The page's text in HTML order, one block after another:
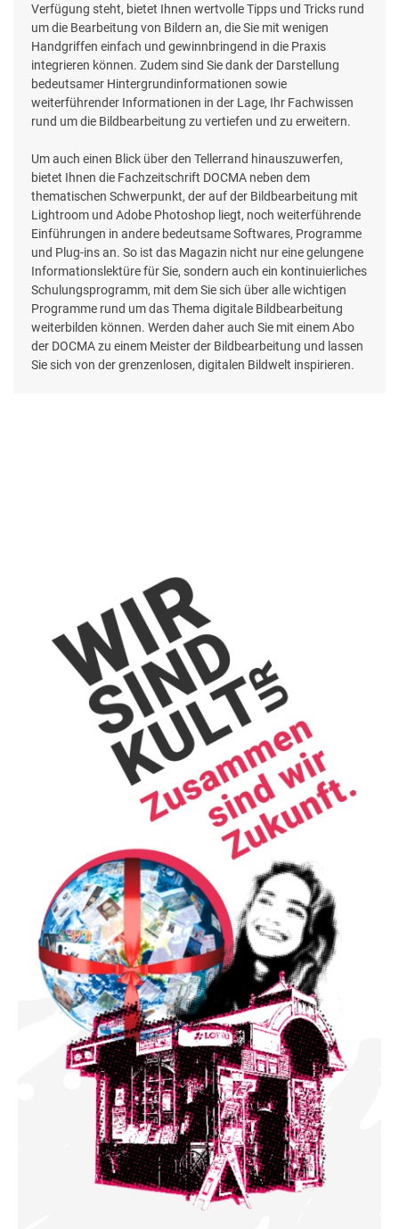
Verfügung steht, bietet Ihnen wertvolle Tipps und Tricks rund
um die Bearbeitung von Bildern an, die Sie mit wenigen
Handgriffen einfach und gewinnbringend in die Praxis
integrieren können. Zudem sind Sie dank der Darstellung
bedeutsamer Hintergrundinformationen sowie
weiterführender Informationen in der Lage, Ihr Fachwissen
rund um die Bildbearbeitung zu vertiefen und zu erweitern.
Um auch einen Blick über den Tellerrand hinauszuwerfen,
bietet Ihnen die Fachzeitschrift DOCMA neben dem
thematischen Schwerpunkt, der auf der Bildbearbeitung mit
Lightroom und Adobe Photoshop liegt, noch weiterführende
Einführungen in andere bedeutsame Softwares, Programme
und Plug-ins an. So ist das Magazin nicht nur eine gelungene
Informationslektüre für Sie, sondern auch ein kontinuierliches
Schulungsprogramm, mit dem Sie sich über alle wichtigen
Programme rund um das Thema digitale Bildbearbeitung
weiterbilden können. Werden daher auch Sie mit einem Abo
der DOCMA zu einem Meister der Bildbearbeitung und lassen
Sie sich von der grenzenlosen, digitalen Bildwelt inspirieren.